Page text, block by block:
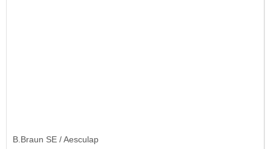
B.Braun SE / Aesculap